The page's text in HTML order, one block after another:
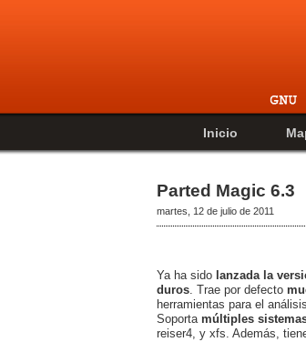
Inicio
Parted Magic 6.3
martes, 12 de julio de 2011
Ya ha sido lanzada la
duros . Trae por defecto
herramientas para el
Soporta múltiples
reiser4, y xfs. Además,